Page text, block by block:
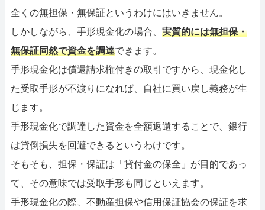
全くの無担保・無保証というわけにはいきません。
しかしながら、手形現金化の場合、 実質的には無担保・
無保証同然で資金を調達できます。
手形現金化は償還請求権付きの取引ですから、現金化し
た受取手形が不渡りになれば、自社に買い戻し義務が生
じます。
手形現金化で調達した資金を全額返還することで、銀行
は貸倒損失を回避できるというわけです。
そもそも、担保・保証は「貸付金の保全」が目的であっ
て、その意味では受取手形も同じといえます。
手形現金化の際、不動産担保や信用保証協会の保証を求